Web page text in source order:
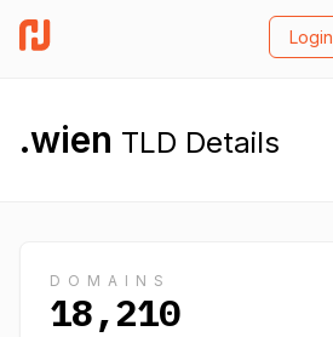
Login
.wien TLD Details
DOMAINS
18,210